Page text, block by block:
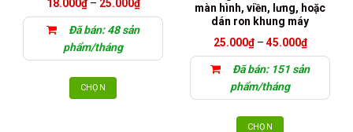
18.000₫ – 25.000₫
giá:
18.000₫
Đã bán: 48 sản
phẩm/tháng
CHỌN
màn hình, viền, lưng, hoặc
dán ron khung máy
25.000₫ – 45.000₫Khoảng
giá:
25.000₫
45.000₫
Đã bán: 151 sản
phẩm/tháng
CHỌN